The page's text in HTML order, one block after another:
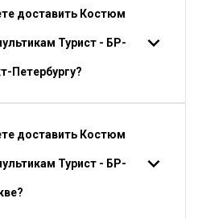
доставить Костюм
Турист - БР-
Петербургу?
доставить Костюм
Турист - БР-